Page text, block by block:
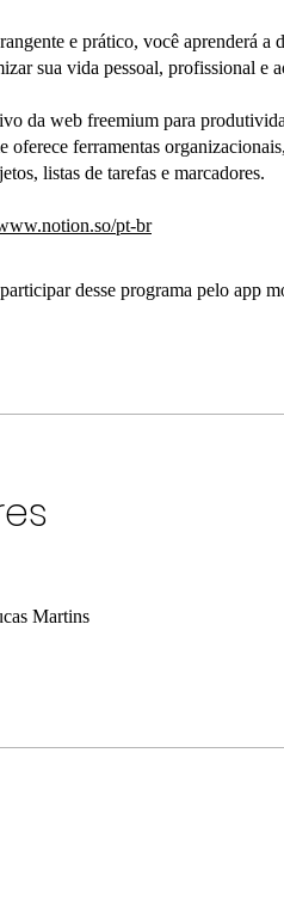
e prático, você aprenderá a
sua vida pessoal, profissional e
da web freemium para
ferramentas
listas de tarefas e marcadores.
pt-br
desse programa pelo app
Martins